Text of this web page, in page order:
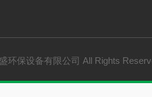
环保设备有限公司 All Rights